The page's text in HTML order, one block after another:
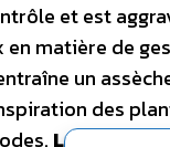
et est
matière de
un
des
Le